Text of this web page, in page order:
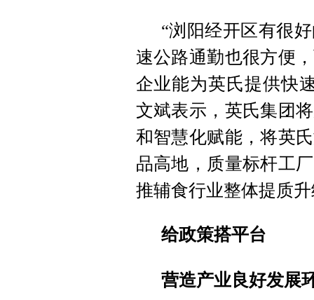
“浏阳经开区有很
速公路通勤也很方便
企业能为英氏提供快
文斌表示，英氏集团
和智慧化赋能，将英
品高地，质量标杆工
推辅食行业整体提质
给政策搭平台
营造产业良好发展